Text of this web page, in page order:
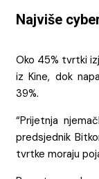
Najviše
Oko 45% tvrtki
iz Kine, dok
39%.
“Prijetnja
predsjednik
tvrtke moraju